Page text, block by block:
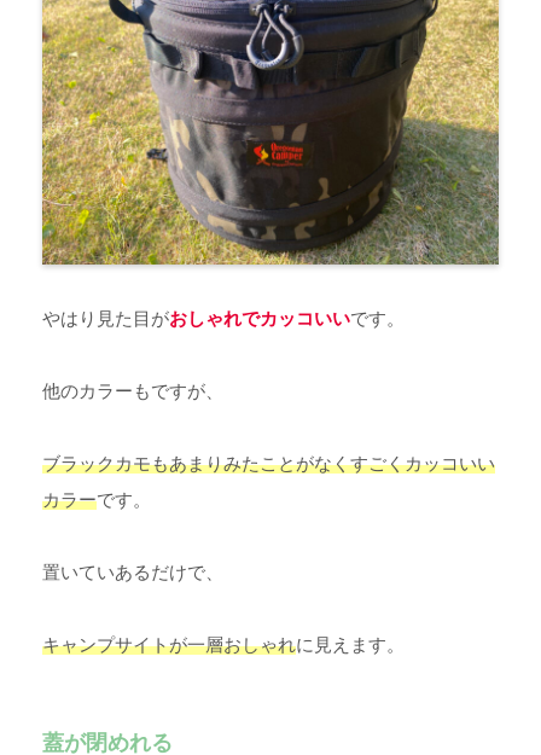
やはり見た目がおしゃれでカッコいいです。
他のカラーもですが、
ブラックカモもあまりみたことがなくすごくカッコいい
カラーです。
置いていあるだけで、
キャンプサイトが一層おしゃれに見えます。
蓋が閉めれる